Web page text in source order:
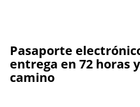
Pasaporte
entrega en 72 horas
camino